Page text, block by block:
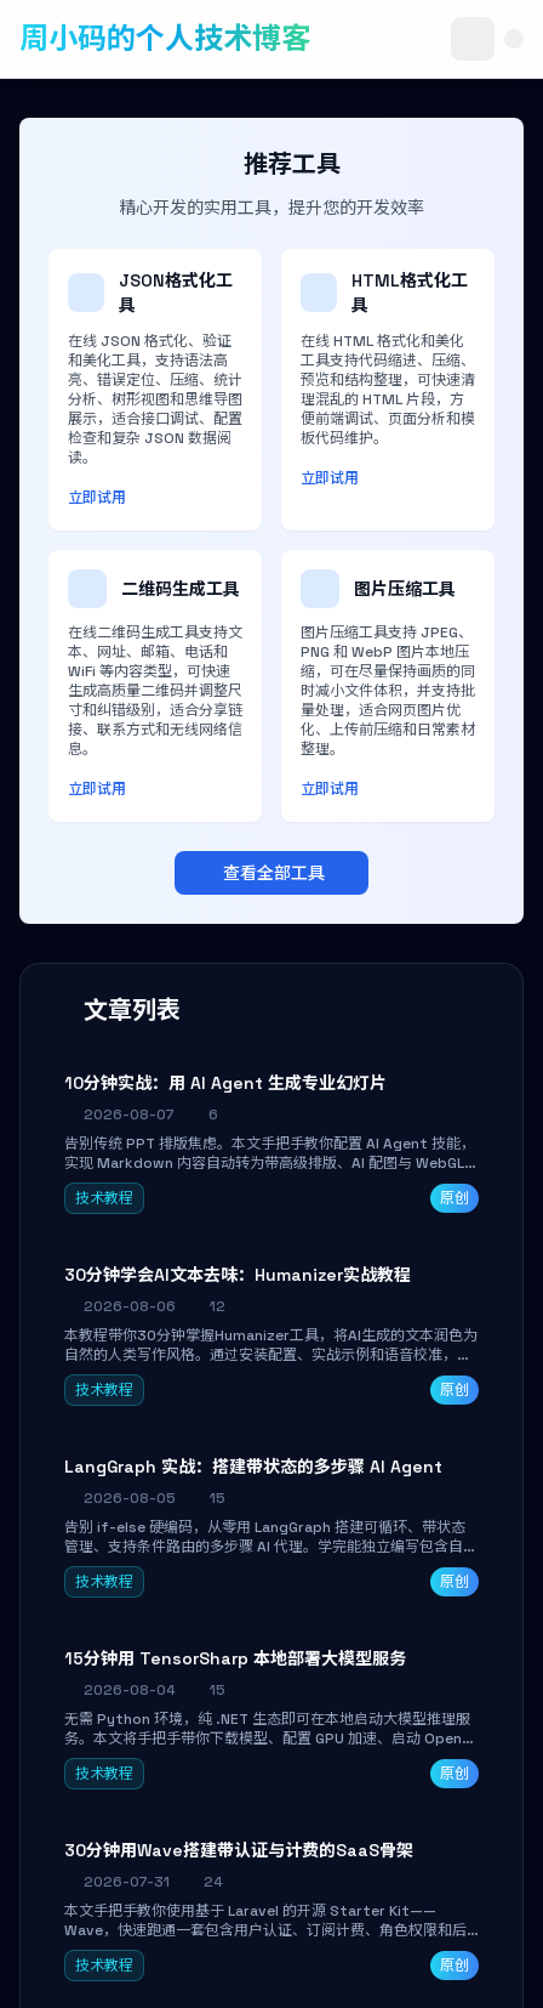
周小码的个人技术博客
文章列表
10分钟实战：用 AI Agent 生成专业幻灯片
2026-08-07
6
告别传统 PPT 排版焦虑。本文手把手教你配置 AI Agent 技能，
实现 Markdown 内容自动转为带高级排版、AI 配图与 WebGL
运行时的 HTML 幻灯片。只需专注内容，10 分钟即可产出可投
屏的专业级演示文稿。
技术教程 原创
30分钟学会AI文本去味：Humanizer实战教程
2026-08-06
12
本教程带你30分钟掌握Humanizer工具，将AI生成的文本润色为
自然的人类写作风格。通过安装配置、实战示例和语音校准，让
你的内容告别AI痕迹，匹配个人写作习惯，适合内容创作者和技
术博主。
技术教程 原创
LangGraph 实战：搭建带状态的多步骤 AI Agent
2026-08-05
15
告别 if-else 硬编码，从零用 LangGraph 搭建可循环、带状态
管理、支持条件路由的多步骤 AI 代理。学完能独立编写包含自动
决策、工具调用和持久化状态的复杂工作流，并避开递归溢出、
状态丢失等常见坑点。
技术教程 原创
15分钟用 TensorSharp 本地部署大模型服务
2026-08-04
15
无需 Python 环境，纯 .NET 生态即可在本地启动大模型推理服
务。本文将手把手带你下载模型、配置 GPU 加速、启动 OpenAI
兼容 API，并在 C# 业务代码中无缝调用。数据不出网，零门槛
搞定本地 LLM 部署。
技术教程 原创
30分钟用Wave搭建带认证与计费的SaaS骨架
2026-07-31
24
本文手把手教你使用基于 Laravel 的开源 Starter Kit——
Wave，快速跑通一套包含用户认证、订阅计费、角色权限和后
台管理的完整 SaaS 骨架。附带 Stripe 测试支付对接与自定义
业务页面开发实战，助你省去重复基建时间，将精力聚焦于核心
技术教程 原创
推荐工具
精心开发的实用工具，提升您的开发效率
JSON格式化工
具
在线 JSON 格式化、验证
和美化工具，支持语法高
亮、错误定位、压缩、统计
分析、树形视图和思维导图
展示，适合接口调试、配置
检查和复杂 JSON 数据阅
读。
立即试用
HTML格式化工
具
在线 HTML 格式化和美化
工具支持代码缩进、压缩、
预览和结构整理，可快速清
理混乱的 HTML 片段，方
便前端调试、页面分析和模
板代码维护。
立即试用
二维码生成工具
在线二维码生成工具支持文
本、网址、邮箱、电话和
WiFi 等内容类型，可快速
生成高质量二维码并调整尺
寸和纠错级别，适合分享链
接、联系方式和无线网络信
息。
立即试用
图片压缩工具
图片压缩工具支持 JPEG、
PNG 和 WebP 图片本地压
缩，可在尽量保持画质的同
时减小文件体积，并支持批
量处理，适合网页图片优
化、上传前压缩和日常素材
整理。
立即试用
查看全部工具